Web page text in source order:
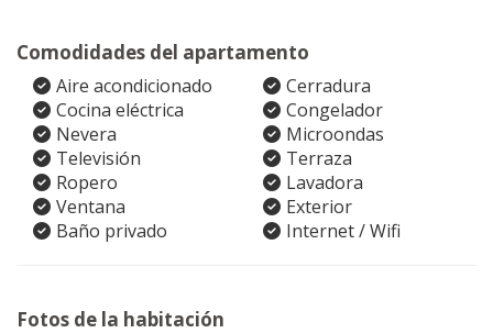
Comodidades del apartamento
Aire acondicionado
Cerradura
Cocina eléctrica
Congelador
Nevera
Microondas
Televisión
Terraza
Ropero
Lavadora
Ventana
Exterior
Baño privado
Internet / Wifi
Fotos de la habitación